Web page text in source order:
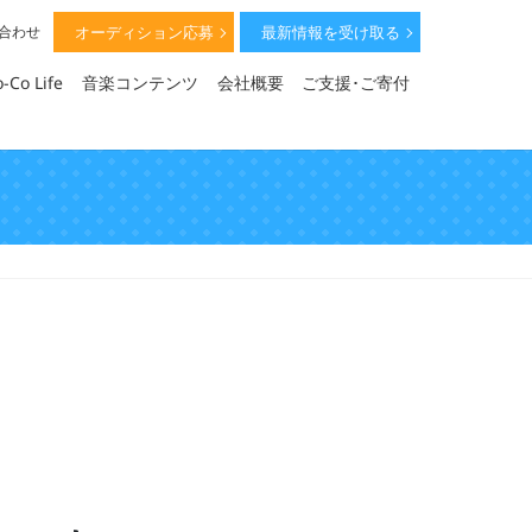
わせ オーディション応募 最新情報を受け取る
Co Life 音楽コンテンツ 会社概要 ご支援･ご寄付